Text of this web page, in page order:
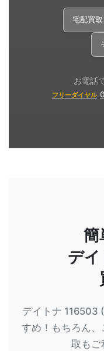
宅配買
お電話
フリーダイヤル
簡
デ
デイトナ 116503
すめ！もちろん
取もご